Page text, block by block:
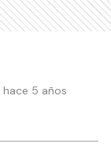
5 años